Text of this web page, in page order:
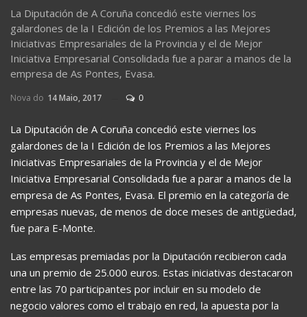
La Diputación de A Coruña concedió este viernes los
galardones de la I Edición de los Premios a las Mejores
Iniciativas Empresariales de la Provincia y el de Mejor
Iniciativa Empresarial Consolidada fue a parar a manos de la
empresa de As Pontes, Evasa.
Nova do 14 Maio, 2017 0
La Diputación de A Coruña concedió este viernes los
galardones de la I Edición de los Premios a las Mejores
Iniciativas Empresariales de la Provincia y el de Mejor
Iniciativa Empresarial Consolidada fue a parar a manos de la
empresa de As Pontes, Evasa. El premio en la categoría de
empresas nuevas, de menos de doce meses de antigüedad,
fue para E-Monte.
Las empresas premiadas por la Diputación recibieron cada
una un premio de 25.000 euros. Estas iniciativas destacaron
entre las 70 participantes por incluir en su modelo de
negocio valores como el trabajo en red, la apuesta por la